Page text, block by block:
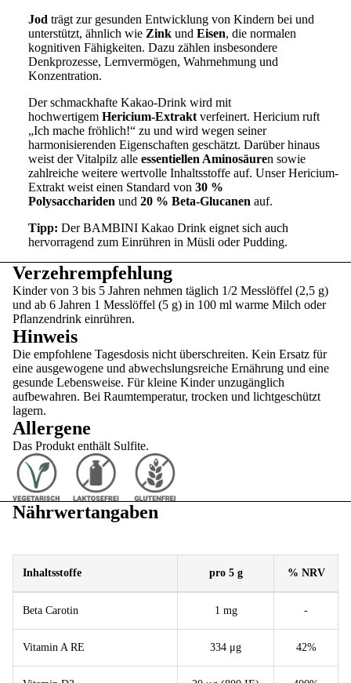
Jod trägt zur gesunden Entwicklung von Kindern bei und
unterstützt, ähnlich wie Zink und Eisen, die normalen
kognitiven Fähigkeiten. Dazu zählen insbesondere
Denkprozesse, Lernvermögen, Wahrnehmung und
Konzentration.
Der schmackhafte Kakao-Drink wird mit
hochwertigem Hericium-Extrakt verfeinert. Hericium ruft
„Ich mache fröhlich!“ zu und wird wegen seiner
harmonisierenden Eigenschaften geschätzt. Darüber hinaus
weist der Vitalpilz alle essentiellen Aminosäuren sowie
zahlreiche weitere wertvolle Inhaltsstoffe auf. Unser Hericium-
Extrakt weist einen Standard von 30 %
Polysacchariden und 20 % Beta-Glucanen auf.
Tipp: Der BAMBINI Kakao Drink eignet sich auch
hervorragend zum Einrühren in Müsli oder Pudding.
Verzehrempfehlung
Kinder von 3 bis 5 Jahren nehmen täglich 1/2 Messlöffel (2,5 g)
und ab 6 Jahren 1 Messlöffel (5 g) in 100 ml warme Milch oder
Pflanzendrink einrühren.
Hinweis
Die empfohlene Tagesdosis nicht überschreiten. Kein Ersatz für
eine ausgewogene und abwechslungsreiche Ernährung und eine
gesunde Lebensweise. Für kleine Kinder unzugänglich
aufbewahren. Bei Raumtemperatur, trocken und lichtgeschützt
lagern.
Allergene
Das Produkt enthält Sulfite.
Nährwertangaben
Inhaltsstoffe pro 5 g % NRV
Beta Carotin 1 mg -
Vitamin A RE 334 μg 42%